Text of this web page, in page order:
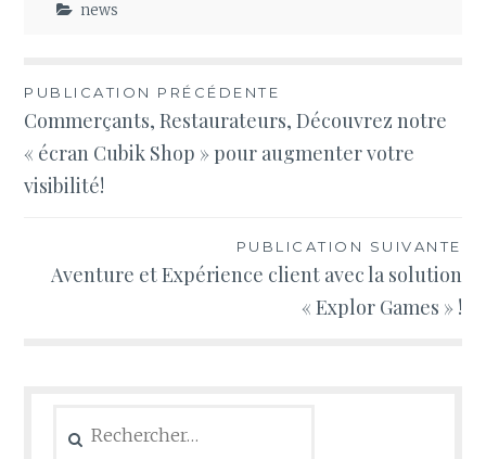
news
Navigation
de
l’article
PUBLICATION PRÉCÉDENTE
Commerçants, Restaurateurs, Découvrez notre
« écran Cubik Shop » pour augmenter votre
visibilité!
PUBLICATION SUIVANTE
Aventure et Expérience client avec la solution
« Explor Games » !